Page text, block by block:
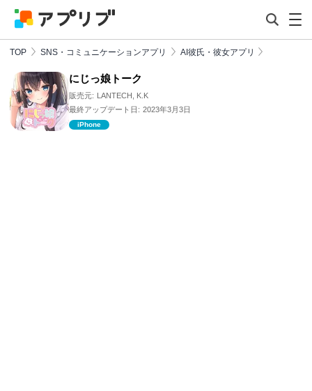
TOP SNS・コミュニケーションアプリ AI彼氏・彼女アプリ
にじっ娘トーク
販売元: LANTECH, K.K
最終アップデート日: 2023年3月3日
iPhone